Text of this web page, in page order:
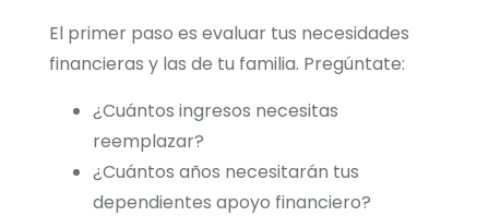
El primer paso es evaluar tus necesidades
financieras y las de tu familia. Pregúntate:
¿Cuántos ingresos necesitas
reemplazar?
¿Cuántos años necesitarán tus
dependientes apoyo financiero?